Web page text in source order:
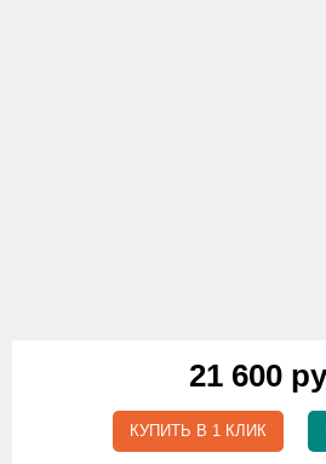
21 600
КУПИТЬ В 1 КЛИК